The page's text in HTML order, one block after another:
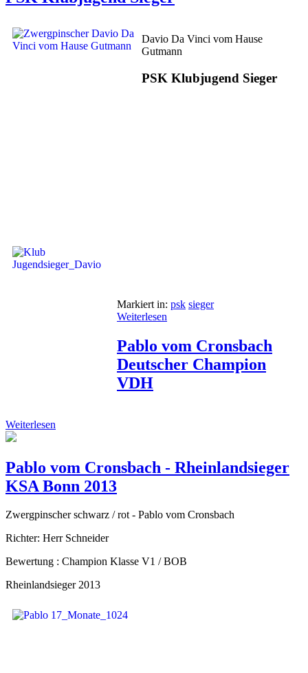
Davio Da Vinci vom Hause
Gutmann
PSK Klubjugend Sieger
Markiert in: psk sieger
Weiterlesen
Pablo vom Cronsbach
Deutscher Champion
VDH
Weiterlesen
Pablo vom Cronsbach - Rheinlandsieger
KSA Bonn 2013
Zwergpinscher schwarz / rot - Pablo vom Cronsbach
Richter: Herr Schneider
Bewertung : Champion Klasse V1 / BOB
Rheinlandsieger 2013